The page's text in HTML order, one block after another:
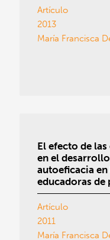
Artículo
2013
María Francisca
El efecto de
en el
autoeficacia
educadoras de
Artículo
2011
María Francisca